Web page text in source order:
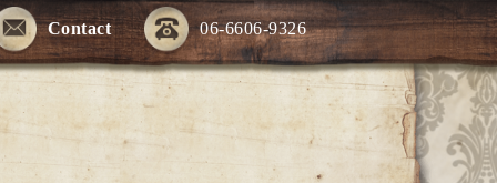
06-6606-9326
Contact